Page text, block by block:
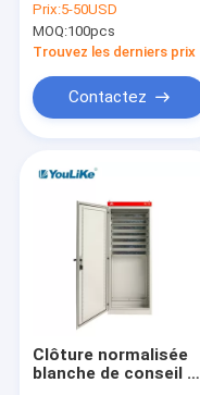
Cabinet de boîte de
DB avec la
couverture de PC
Prix:5-50USD
MOQ:100pcs
Trouvez les derniers prix
Contactez
Clôture normalisée
blanche de conseil de